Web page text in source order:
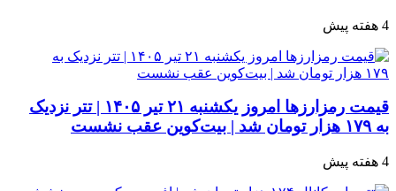
4 هفته پیش
قیمت رمزارزها امروز یکشنبه ۲۱ تیر ۱۴۰۵ | تتر نزدیک
به ۱۷۹ هزار تومان شد | بیت‌کوین عقب نشست
4 هفته پیش